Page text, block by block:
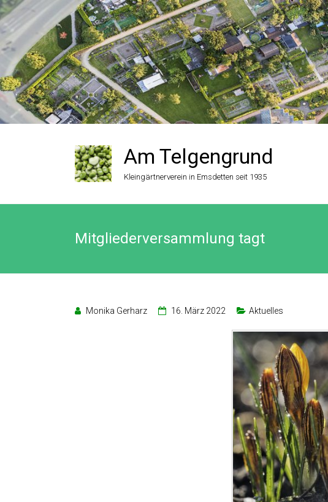
Zum
Inhalt
springen
Am Telgengrund
Kleingärtnerverein in Emsdetten seit 1935
Mitgliederversammlung tagt
Monika Gerharz 16. März 2022 Aktuelles